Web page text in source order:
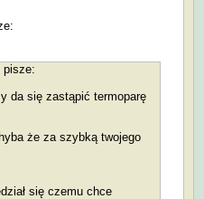
pisze:
da się zastąpić termoparę
że za szybką twojego
się czemu chce